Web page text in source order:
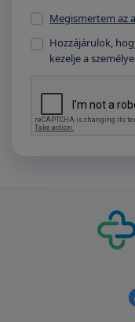
Megismertem az
Hozzájárulok,
kezelje a